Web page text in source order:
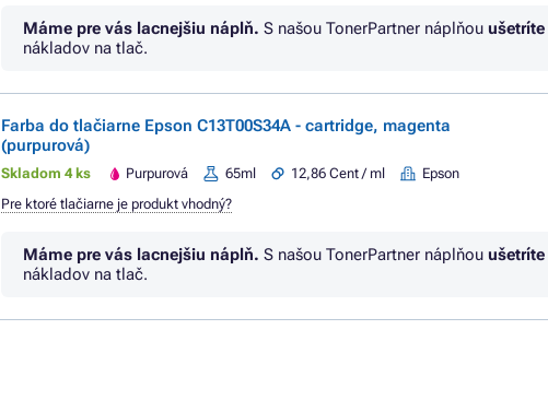
Máme pre vás lacnejšiu náplň. S našou TonerPartner náplňou ušetríte
nákladov na tlač.
Farba do tlačiarne Epson C13T00S34A - cartridge, magenta
(purpurová)
Skladom 4 ks Purpurová 65ml 12,86 Cent / ml Epson
Pre ktoré tlačiarne je produkt vhodný?
Máme pre vás lacnejšiu náplň. S našou TonerPartner náplňou ušetríte
nákladov na tlač.